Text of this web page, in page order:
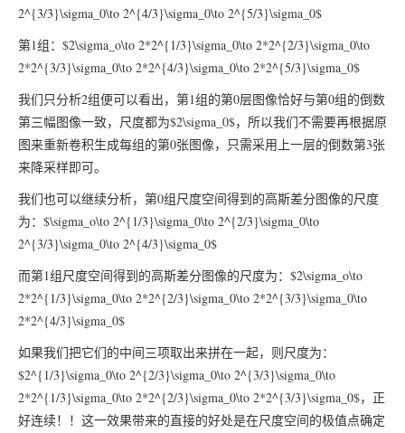
2^{3/3}\sigma_0\to 2^{4/3}\sigma_0\to 2^{5/3}\sigma_0$
第1组：$2\sigma_o\to 2*2^{1/3}\sigma_0\to 2*2^{2/3}\sigma_0\to
2*2^{3/3}\sigma_0\to 2*2^{4/3}\sigma_0\to 2*2^{5/3}\sigma_0$
我们只分析2组便可以看出，第1组的第0层图像恰好与第0组的倒数
第三幅图像一致，尺度都为$2\sigma_0$，所以我们不需要再根据原
图来重新卷积生成每组的第0张图像，只需采用上一层的倒数第3张
来降采样即可。
我们也可以继续分析，第0组尺度空间得到的高斯差分图像的尺度
为：$\sigma_o\to 2^{1/3}\sigma_0\to 2^{2/3}\sigma_0\to
2^{3/3}\sigma_0\to 2^{4/3}\sigma_0$
而第1组尺度空间得到的高斯差分图像的尺度为：$2\sigma_o\to
2*2^{1/3}\sigma_0\to 2*2^{2/3}\sigma_0\to 2*2^{3/3}\sigma_0\to
2*2^{4/3}\sigma_0$
如果我们把它们的中间三项取出来拼在一起，则尺度为：
$2^{1/3}\sigma_0\to 2^{2/3}\sigma_0\to 2^{3/3}\sigma_0\to
2*2^{1/3}\sigma_0\to 2*2^{2/3}\sigma_0\to 2*2^{3/3}\sigma_0$，正
好连续！！这一效果带来的直接的好处是在尺度空间的极值点确定